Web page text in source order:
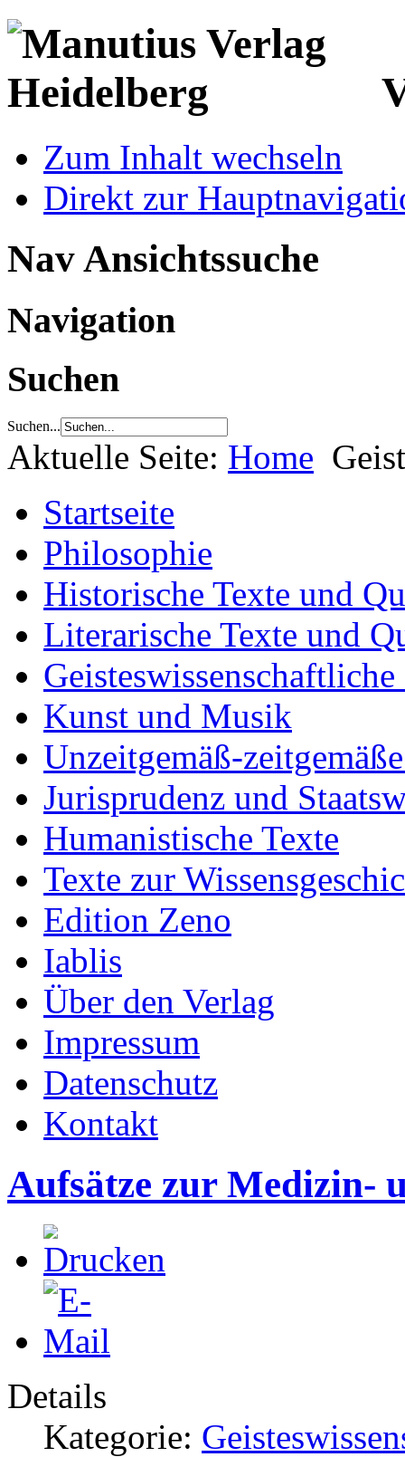
Zum Inhalt wechseln
Direkt zur
Nav Ansichtssuche
Navigation
Suchen
Suchen...
Aktuelle Seite: Home
Startseite
Philosophie
Historische Texte und
Literarische Texte und
Kunst und Musik
Unzeitgemäß-
Jurisprudenz und
Humanistische Texte
Texte zur
Edition Zeno
Iablis
Über den Verlag
Impressum
Datenschutz
Kontakt
Aufsätze zur Medizin-
Details
Kategorie: